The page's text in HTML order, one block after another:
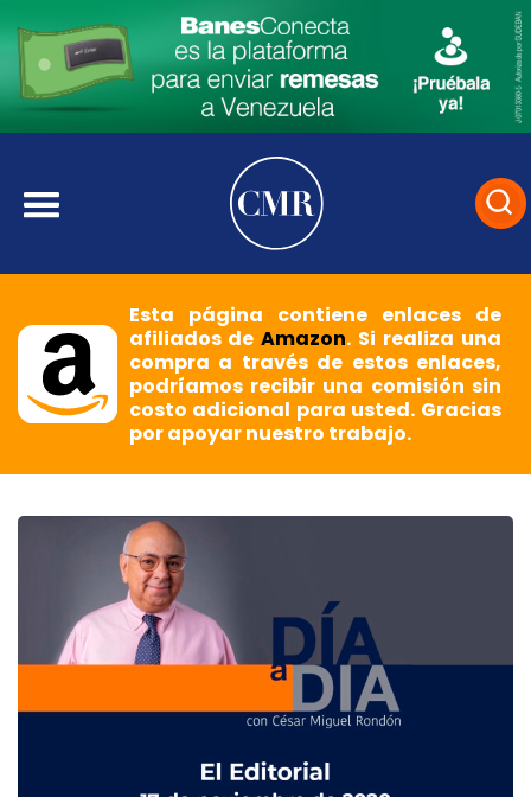
Esta página contiene enlaces de
afiliados deAmazon. Si realiza una
compra a través de estos enlaces,
podríamos recibir una comisión sin
costo adicional para usted. Gracias
por apoyar nuestro trabajo.